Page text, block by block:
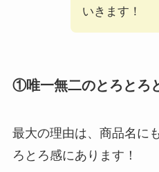
いきます！
①唯一無二のとろとろ
最大の理由は、商品名に
ろとろ感にあります！